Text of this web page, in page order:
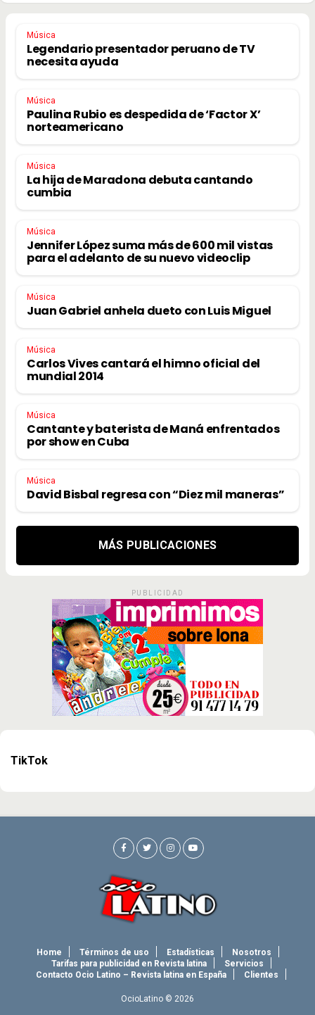
Música
Legendario presentador peruano de TV
necesita ayuda
Música
Paulina Rubio es despedida de ‘Factor X’
norteamericano
Música
La hija de Maradona debuta cantando
cumbia
Música
Jennifer López suma más de 600 mil vistas
para el adelanto de su nuevo videoclip
Música
Juan Gabriel anhela dueto con Luis Miguel
Música
Carlos Vives cantará el himno oficial del
mundial 2014
Música
Cantante y baterista de Maná enfrentados
por show en Cuba
Música
David Bisbal regresa con “Diez mil maneras”
MÁS PUBLICACIONES
PUBLICIDAD
TikTok
Home Términos de uso Estadísticas
Nosotros
Tarifas para publicidad en Revista latina
Servicios
Contacto Ocio Latino – Revista latina en España
Clientes
OcioLatino © 2026